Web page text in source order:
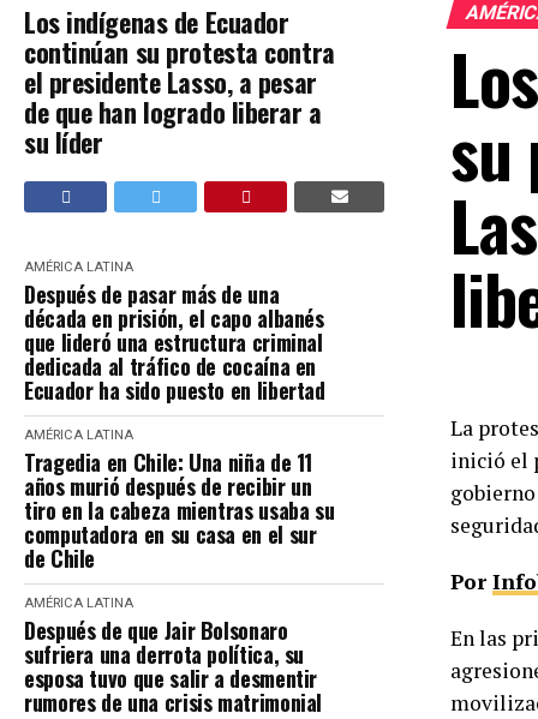
Los indígenas de Ecuador
continúan su protesta contra
el presidente Lasso, a pesar
de que han logrado liberar a
su líder
AMÉRICA LATINA
Después de pasar más de una
década en prisión, el capo albanés
que lideró una estructura criminal
dedicada al tráfico de cocaína en
Ecuador ha sido puesto en libertad
AMÉRICA LATINA
Tragedia en Chile: Una niña de 11
años murió después de recibir un
tiro en la cabeza mientras usaba su
computadora en su casa en el sur
de Chile
AMÉRICA LATINA
Después de que Jair Bolsonaro
sufriera una derrota política, su
esposa tuvo que salir a desmentir
rumores de una crisis matrimonial
su
La
inició el
Por
En las